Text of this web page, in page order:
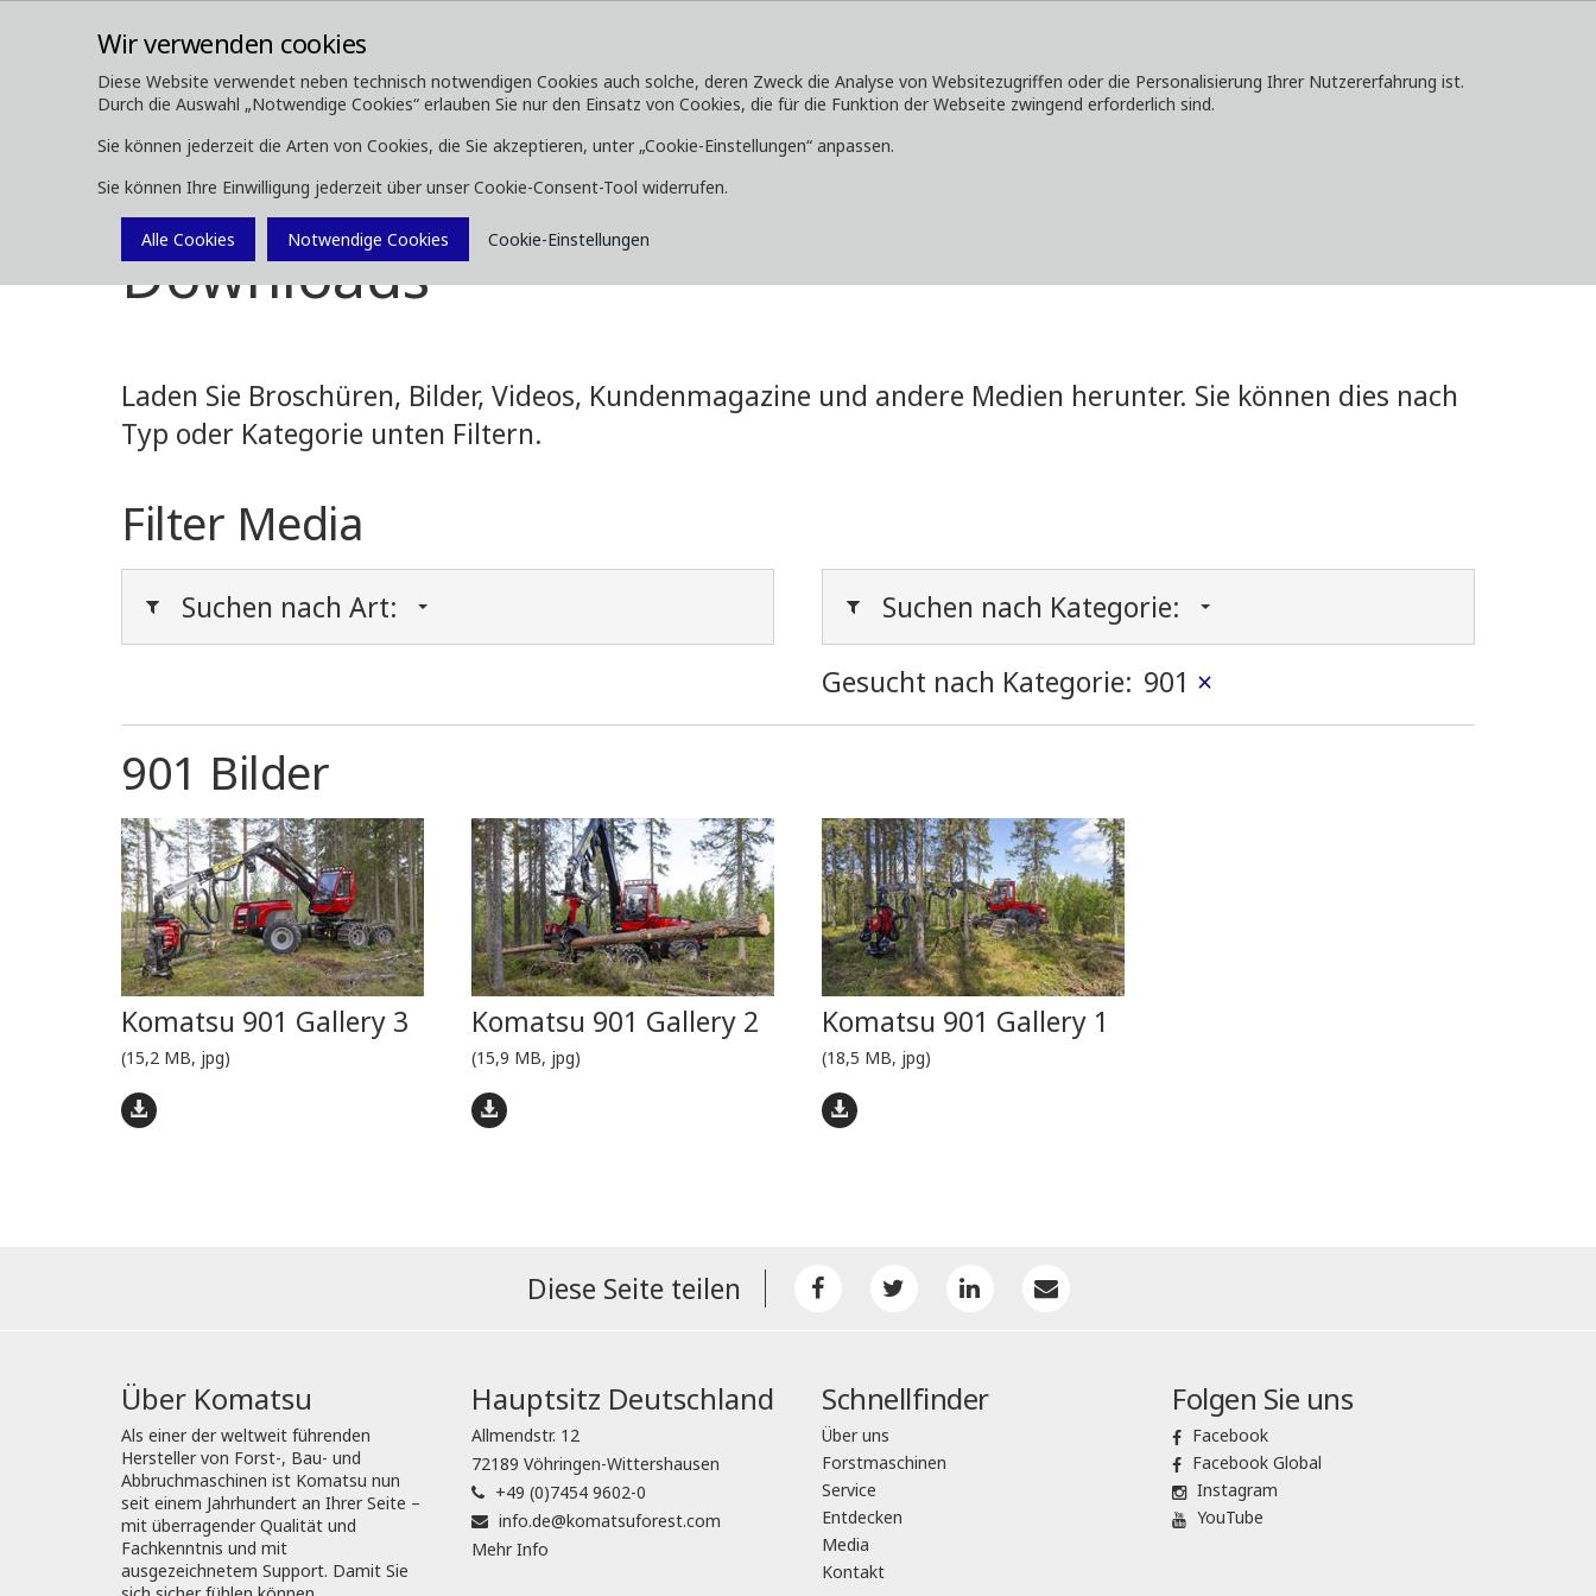
Wir verwenden cookies
Diese Website verwendet neben technisch notwendigen Cookies auch solche, deren Zweck die Analyse von Websitezugriffen oder die Personalisierung Ihrer Nutzererfahrung ist.
Durch die Auswahl „Notwendige Cookies“ erlauben Sie nur den Einsatz von Cookies, die für die Funktion der Webseite zwingend erforderlich sind.
Sie können jederzeit die Arten von Cookies, die Sie akzeptieren, unter „Cookie-Einstellungen“ anpassen.
Sie können Ihre Einwilligung jederzeit über unser Cookie-Consent-Tool widerrufen.
Alle Cookies Notwendige Cookies Cookie-Einstellungen
Downloads
Downloads
Laden Sie Broschüren, Bilder, Videos, Kundenmagazine und andere Medien herunter. Sie können dies nach
Typ oder Kategorie unten Filtern.
Filter Media
Suchen nach Art:
Suchen nach Kategorie:
Gesucht nach Kategorie: 901 ×
901 Bilder
Komatsu 901 Gallery 3
(15,2 MB, jpg)
Komatsu 901 Gallery 2
(15,9 MB, jpg)
Komatsu 901 Gallery 1
(18,5 MB, jpg)
Diese Seite teilen
Über Komatsu
Als einer der weltweit führenden
Hersteller von Forst-, Bau- und
Abbruchmaschinen ist Komatsu nun
seit einem Jahrhundert an Ihrer Seite –
mit überragender Qualität und
Fachkenntnis und mit
ausgezeichnetem Support. Damit Sie
Hauptsitz Deutschland
Allmendstr. 12
72189 Vöhringen-Wittershausen
+49 (0)7454 9602-0
info.de@komatsuforest.com
Mehr Info
Schnellfinder
Über uns
Forstmaschinen
Service
Entdecken
Media
Kontakt
Folgen Sie uns
Facebook
Facebook Global
Instagram
YouTube